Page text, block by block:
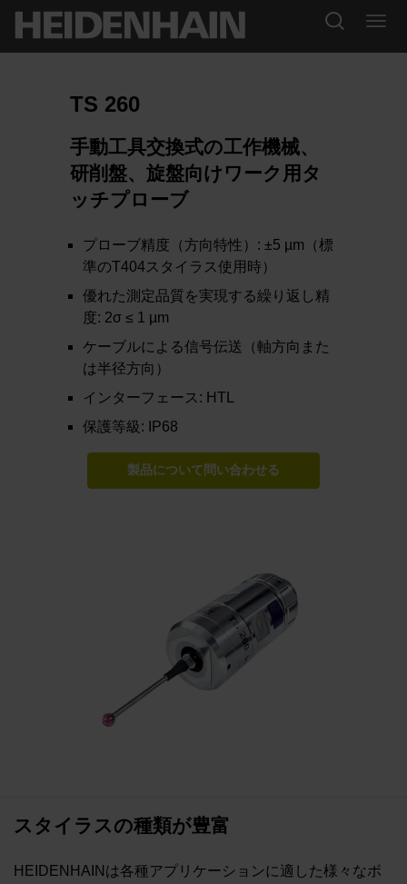
TS 260
手動工具交換式の工作機械、
研削盤、旋盤向けワーク用タ
ッチプローブ
プローブ精度（方向特性）: ±5 µm（標
準のT404スタイラス使用時）
優れた測定品質を実現する繰り返し精
度: 2σ ≤ 1 µm
ケーブルによる信号伝送（軸方向また
は半径方向）
インターフェース: HTL
保護等級: IP68
製品について問い合わせる
スタイラスの種類が豊富
HEIDENHAINは各種アプリケーションに適した様々なボ